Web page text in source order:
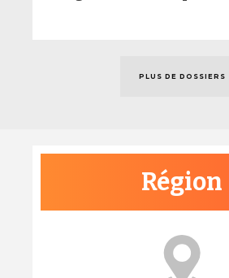
PLUS DE DOSSIERS
Région